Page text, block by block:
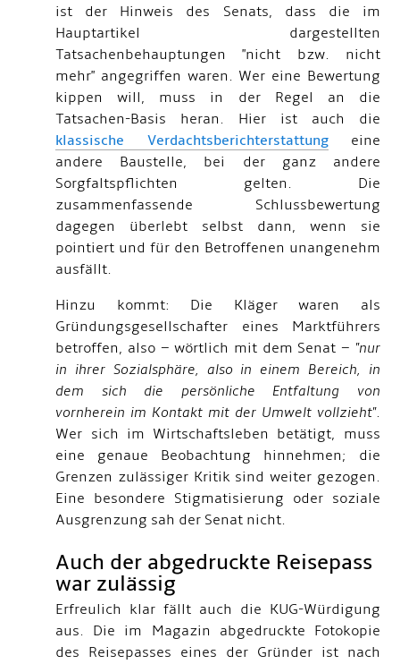
ist der Hinweis des Senats, dass die im
Hauptartikel dargestellten
Tatsachenbehauptungen "nicht bzw. nicht
mehr" angegriffen waren. Wer eine Bewertung
kippen will, muss in der Regel an die
Tatsachen-Basis heran. Hier ist auch die
klassische Verdachtsberichterstattungeine
andere Baustelle, bei der ganz andere
Sorgfaltspflichten gelten. Die
zusammenfassende Schlussbewertung
dagegen überlebt selbst dann, wenn sie
pointiert und für den Betroffenen unangenehm
ausfällt.
Hinzu kommt: Die Kläger waren als
Gründungsgesellschafter eines Marktführers
betroffen, also – wörtlich mit dem Senat – "nur
in ihrer Sozialsphäre, also in einem Bereich, in
dem sich die persönliche Entfaltung von
vornherein im Kontakt mit der Umwelt vollzieht".
Wer sich im Wirtschaftsleben betätigt, muss
eine genaue Beobachtung hinnehmen; die
Grenzen zulässiger Kritik sind weiter gezogen.
Eine besondere Stigmatisierung oder soziale
Ausgrenzung sah der Senat nicht.
Auch der abgedruckte Reisepass
war zulässig
Erfreulich klar fällt auch die KUG-Würdigung
aus. Die im Magazin abgedruckte Fotokopie
des Reisepasses eines der Gründer ist nach